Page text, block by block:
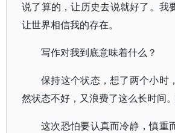
说了算的，让历史去说就好了。我
让世界相信我的存在。
写作对我到底意味着什么？
保持这个状态，想了两个小时
然状态不好，又浪费了这么长时间。
这次恐怕要认真而冷静，慎重